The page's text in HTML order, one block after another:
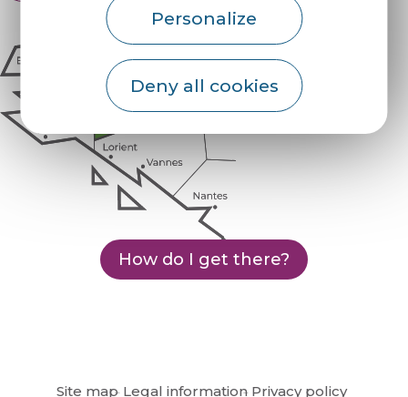
Personalize
Deny all cookies
How do I get there?
Site map Legal information Privacy policy